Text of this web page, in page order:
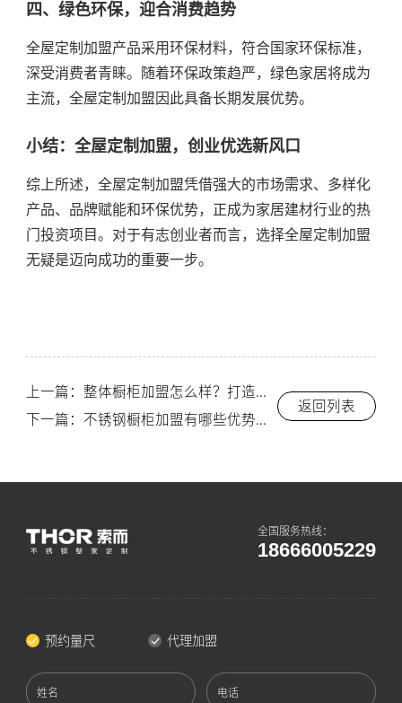
四、绿色环保，迎合消费趋势
全屋定制加盟产品采用环保材料，符合国家环保标准，
深受消费者青睐。随着环保政策趋严，绿色家居将成为
主流，全屋定制加盟因此具备长期发展优势。
小结：全屋定制加盟，创业优选新风口
综上所述，全屋定制加盟凭借强大的市场需求、多样化
产品、品牌赋能和环保优势，正成为家居建材行业的热
门投资项目。对于有志创业者而言，选择全屋定制加盟
无疑是迈向成功的重要一步。
上一篇：整体橱柜加盟怎么样？打造高端厨房空间的机会来了！-索而/THOR
下一篇：不锈钢橱柜加盟有哪些优势？创业者必读指南-索而/THOR
返回列表
全国服务热线：
18666005229
预约量尺 代理加盟
姓名 电话